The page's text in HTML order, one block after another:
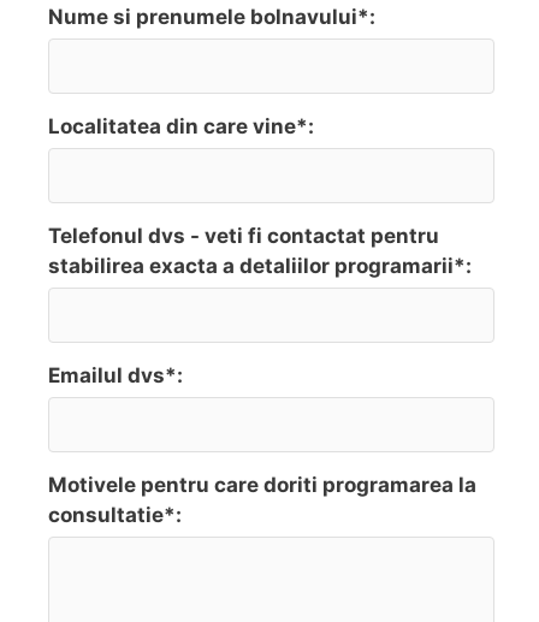
Nume si prenumele bolnavului*:
Localitatea din care vine*:
Telefonul dvs - veti fi contactat pentru
stabilirea exacta a detaliilor programarii*:
Emailul dvs*:
Motivele pentru care doriti programarea la
consultatie*: